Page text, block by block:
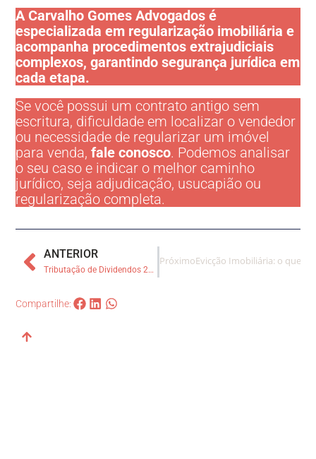
A Carvalho Gomes Advogados é
especializada em regularização imobiliária e
acompanha procedimentos extrajudiciais
complexos, garantindo segurança jurídica em
cada etapa.
Se você possui um contrato antigo sem
escritura, dificuldade em localizar o vendedor
ou necessidade de regularizar um imóvel
para venda,fale conosco. Podemos analisar
o seu caso e indicar o melhor caminho
jurídico, seja adjudicação, usucapião ou
regularização completa.
ANTERIOR
Tributação de Dividendos 2026: por que 2025 se tornou o ano decisivo para empresários e investidores
PróximoEvicção Imobiliária: o que
Compartilhe: